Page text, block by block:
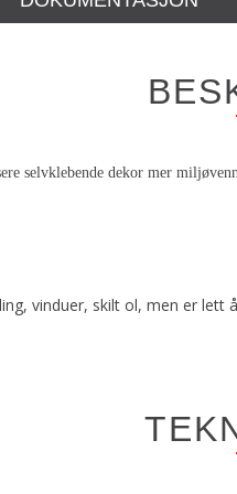
selvklebende dekor mer
vinduer, skilt ol, men er lett